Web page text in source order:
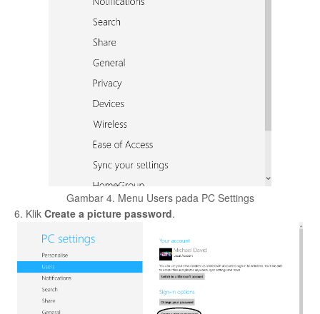
Gambar 4. Menu Users pada PC Settings
6. Klik Create a picture password.